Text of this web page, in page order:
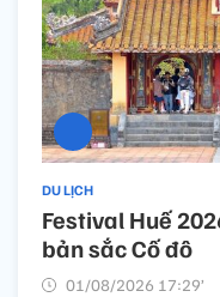
DU LỊCH
Festival Huế
bản sắc Cố đô
01/08/2026 17:29’